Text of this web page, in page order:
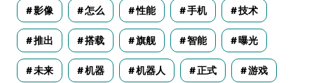
影像 怎么 性能 手机 技术
推出 搭载 旗舰 智能 曝光
未来 机器 机器人 正式 游戏